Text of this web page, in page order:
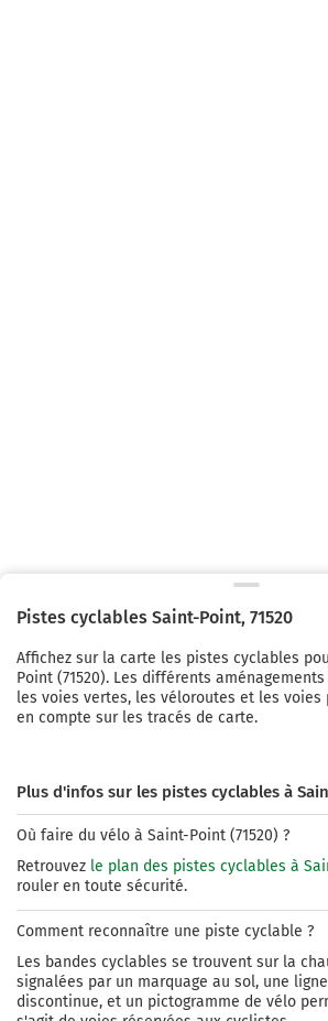
Pistes cyclables Saint-Point, 71520
Affichez sur la carte les pistes cyclables
Point (71520). Les différents
les voies vertes, les véloroutes et les voies
en compte sur les tracés de carte.
Plus d'infos sur les pistes cyclables à
Où faire du vélo à Saint-Point (71520) ?
Retrouvez le plan des pistes cyclables à
rouler en toute sécurité.
Comment reconnaître une piste cyclable ?
Les bandes cyclables se trouvent sur la
signalées par un marquage au sol, une
discontinue, et un pictogramme de vélo